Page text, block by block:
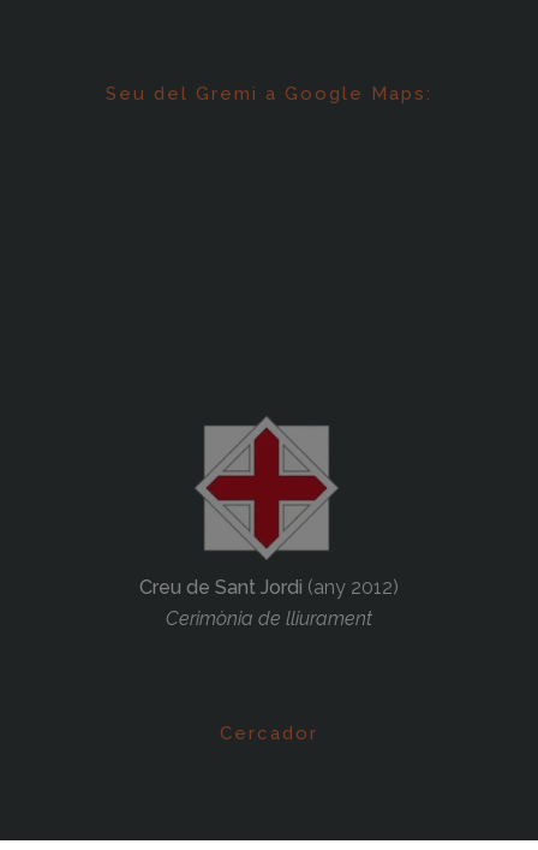
Seu del Gremi a Google Maps:
Creu de Sant Jordi (any 2012)
Cerimònia de lliurament
Cercador